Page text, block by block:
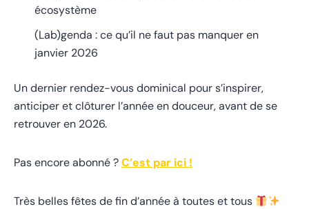
écosystème
(Lab)genda : ce qu’il ne faut pas manquer en
janvier 2026
Un dernier rendez-vous dominical pour s’inspirer,
anticiper et clôturer l’année en douceur, avant de se
retrouver en 2026.
Pas encore abonné ?C’est par ici !
Très belles fêtes de fin d’année à toutes et tous